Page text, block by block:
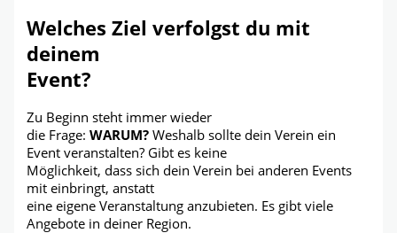
Welches Ziel verfolgst du mit
deinem
Event?
Zu Beginn steht immer wieder
die Frage:WARUM? Weshalb sollte dein Verein ein
Event veranstalten? Gibt es keine
Möglichkeit, dass sich dein Verein bei anderen Events
mit einbringt, anstatt
eine eigene Veranstaltung anzubieten. Es gibt viele
Angebote in deiner Region.